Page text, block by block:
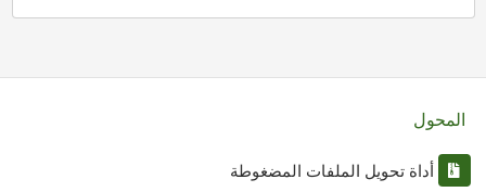
المحول
أداة تحويل الملفات المضغوطة